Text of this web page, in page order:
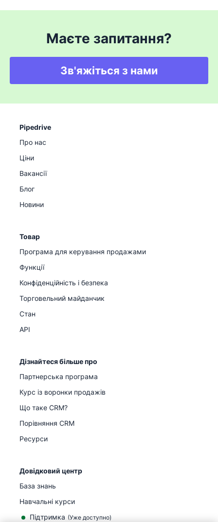
Маєте запитання?
Зв'яжіться з нами
Pipedrive
Про нас
Ціни
Вакансії
Блог
Новини
Товар
Програма для керування продажами
Функції
Конфіденційність і безпека
Торговельний майданчик
Стан
API
Дізнайтеся більше про
Партнерська програма
Курс із воронки продажів
Що таке CRM?
Порівняння CRM
Ресурси
Довідковий центр
База знань
Навчальні курси
Підтримка (Уже доступно)